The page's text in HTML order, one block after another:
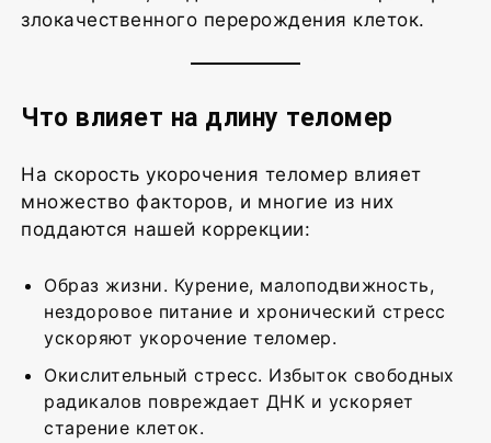
злокачественного перерождения клеток.
Что влияет на длину теломер
На скорость укорочения теломер влияет
множество факторов, и многие из них
поддаются нашей коррекции:
Образ жизни. Курение, малоподвижность,
нездоровое питание и хронический стресс
ускоряют укорочение теломер.
Окислительный стресс. Избыток свободных
радикалов повреждает ДНК и ускоряет
старение клеток.